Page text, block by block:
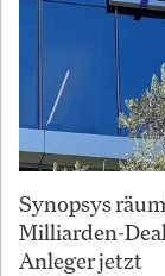
Synopsys
Milliarden-
Anleger jetzt